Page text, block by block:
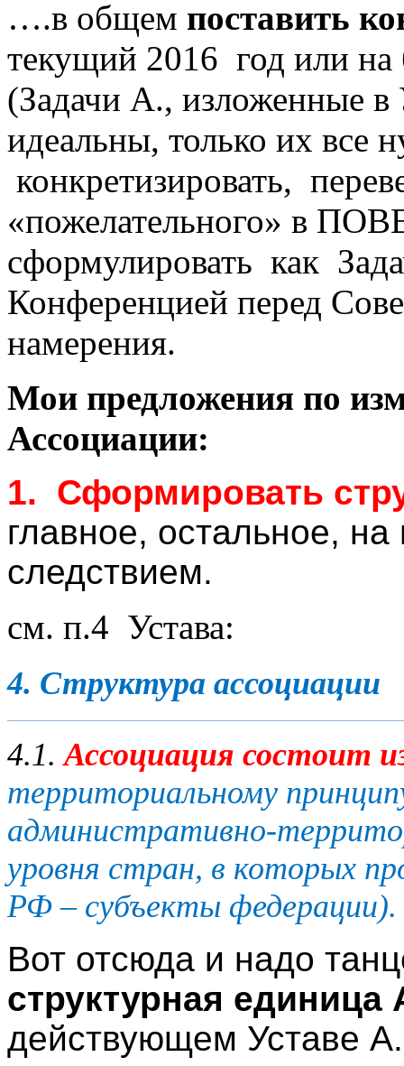
….в общем поставить
текущий 2016 год или на
(Задачи А., изложенные
идеальны, только их все
конкретизировать,
«пожелательного» в
сформулировать как
Конференцией перед
намерения.
Мои предложения по
Ассоциации:
1. Сформировать
главное, остальное,
следствием.
см. п.4 Устава:
4. Структура ассоциации
4.1.Ассоциация состоит
территориальному
административно-
уровня стран, в которых
РФ – субъекты федерации).
Вот отсюда и надо
структурная единица
действующем Уставе А.